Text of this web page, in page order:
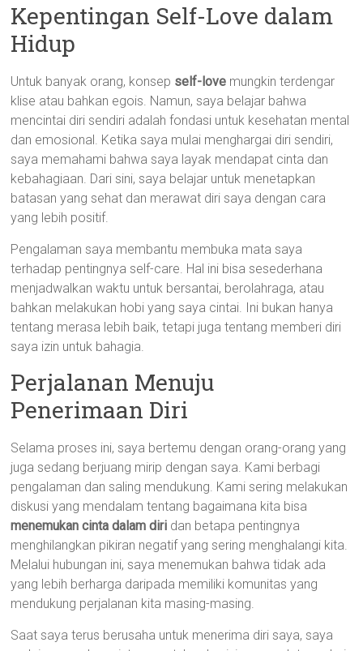
Kepentingan Self-Love dalam
Hidup
Untuk banyak orang, konsep self-love mungkin terdengar
klise atau bahkan egois. Namun, saya belajar bahwa
mencintai diri sendiri adalah fondasi untuk kesehatan mental
dan emosional. Ketika saya mulai menghargai diri sendiri,
saya memahami bahwa saya layak mendapat cinta dan
kebahagiaan. Dari sini, saya belajar untuk menetapkan
batasan yang sehat dan merawat diri saya dengan cara
yang lebih positif.
Pengalaman saya membantu membuka mata saya
terhadap pentingnya self-care. Hal ini bisa sesederhana
menjadwalkan waktu untuk bersantai, berolahraga, atau
bahkan melakukan hobi yang saya cintai. Ini bukan hanya
tentang merasa lebih baik, tetapi juga tentang memberi diri
saya izin untuk bahagia.
Perjalanan Menuju
Penerimaan Diri
Selama proses ini, saya bertemu dengan orang-orang yang
juga sedang berjuang mirip dengan saya. Kami berbagi
pengalaman dan saling mendukung. Kami sering melakukan
diskusi yang mendalam tentang bagaimana kita bisa
menemukan cinta dalam diri dan betapa pentingnya
menghilangkan pikiran negatif yang sering menghalangi kita.
Melalui hubungan ini, saya menemukan bahwa tidak ada
yang lebih berharga daripada memiliki komunitas yang
mendukung perjalanan kita masing-masing.
Saat saya terus berusaha untuk menerima diri saya, saya